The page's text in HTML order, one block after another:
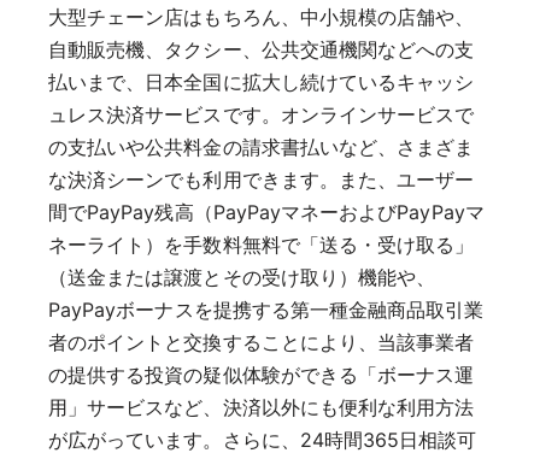
大型チェーン店はもちろん、中小規模の店舗や、
自動販売機、タクシー、公共交通機関などへの支
払いまで、日本全国に拡大し続けているキャッシ
ュレス決済サービスです。オンラインサービスで
の支払いや公共料金の請求書払いなど、さまざま
な決済シーンでも利用できます。また、ユーザー
間でPayPay残高（PayPayマネーおよびPayPayマ
ネーライト）を手数料無料で「送る・受け取る」
（送金または譲渡とその受け取り）機能や、
PayPayボーナスを提携する第一種金融商品取引業
者のポイントと交換することにより、当該事業者
の提供する投資の疑似体験ができる「ボーナス運
用」サービスなど、決済以外にも便利な利用方法
が広がっています。さらに、24時間365日相談可